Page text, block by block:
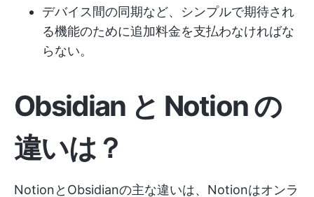
デバイス間の同期など、シンプルで期待され
る機能のために追加料金を支払わなければな
らない。
Obsidian と Notion の
違いは？
NotionとObsidianの主な違いは、Notionはオンラ